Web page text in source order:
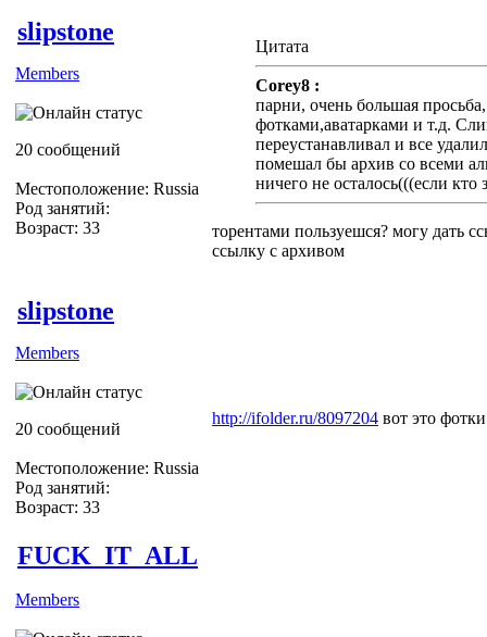
slipstone
Members
20 сообщений
Местоположение: Russia
Род занятий:
Возраст: 33
Цитата
Corey8 :
парни, очень большая
фотками,аватарками и т.д.
переустанавливал и все
помешал бы архив со всеми
ничего не осталось(((если кто
торентами пользуешся? могу дать
ссылку с архивом
slipstone
Members
20 сообщений
Местоположение: Russia
Род занятий:
Возраст: 33
http://ifolder.ru/8097204 вот это фотки
FUCK_IT_ALL
Members